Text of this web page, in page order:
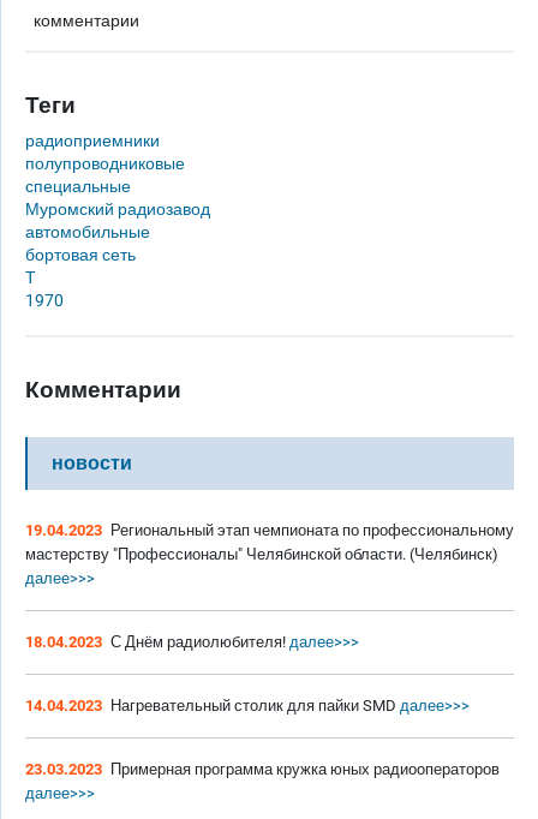
комментарии
Теги
радиоприемники
полупроводниковые
специальные
Муромский радиозавод
автомобильные
бортовая сеть
Т
1970
Комментарии
новости
19.04.2023 Региональный этап чемпионата по профессиональному
мастерству "Профессионалы" Челябинской области. (Челябинск)
далее>>>
18.04.2023 С Днём радиолюбителя! далее>>>
14.04.2023 Нагревательный столик для пайки SMD далее>>>
23.03.2023 Примерная программа кружка юных радиооператоров
далее>>>